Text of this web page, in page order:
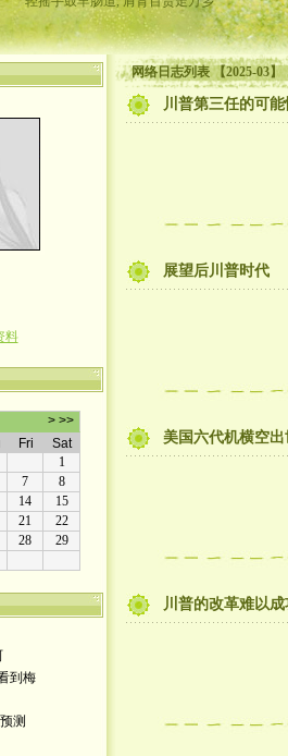
料
到梅
测
网络日志列表 【2025-03】
川普第三任的可
展望后川普时代
美国六代机横空出
川普的改革难以成